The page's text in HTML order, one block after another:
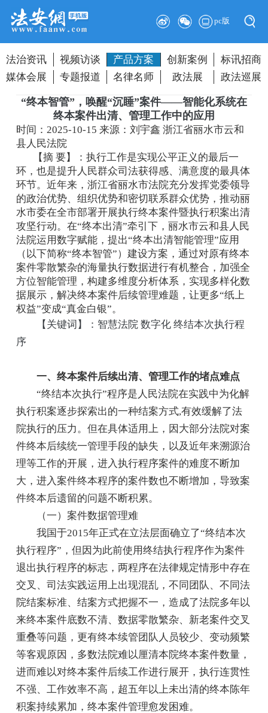
pc版
法治资讯 视频访谈 产品方案 创新案例
标讯招商
媒体会展
专题报道 名律名师 政法展 政法巡展
“终本智管”，唤醒“沉睡”案件——智能化系统在
终本案件出清、管理工作中的应用
时间：2025-10-15来源：刘宇鑫 浙江省丽水市云和
县人民法院
【摘 要】：执行工作是实现公平正义的最后一
环，也是提升人民群众司法获得感、满意度的最具体
环节。近年来，浙江省丽水市法院充分发挥党委领导
的政治优势、组织优势和密切联系群众优势，推动丽
水市委在全市部署开展执行终本案件暨执行积案出清
攻坚行动。在“终本出清”牵引下，丽水市云和县人民
法院运用数字赋能，提出“终本出清智能管理”应用
（以下简称“终本智管”）建设方案，通过对原有终本
案件零散繁杂的海量执行数据进行有机整合，加强全
方位智能管理，构建多维度分析体系，实现多样化数
据展示，解决终本案件后续管理难题，让更多“纸上
权益”变成“真金白银”。
【关键词】：智慧法院 数字化 终结本次执行程
序
一、终本案件后续出清、管理工作的堵点难点
“终结本次执行”程序是人民法院在实践中为化解
执行积案逐步探索出的一种结案方式,有效缓解了法
院执行的压力。但在具体适用上，因大部分法院对案
件终本后续统一管理手段的缺失，以及近年来溯源治
理等工作的开展，进入执行程序案件的难度不断加
大，进入案件终本程序的案件数也不断增加，导致案
件终本后遗留的问题不断积累。
（一）案件数据管理难
我国于2015年正式在立法层面确立了“终结本次
执行程序”，但因为此前使用终结执行程序作为案件
退出执行程序的标志，两程序在法律规定情形中存在
交叉、司法实践运用上出现混乱，不同团队、不同法
院结案标准、结案方式把握不一，造成了法院多年以
来终本案件底数不清、数据零散繁杂、新老案件交叉
重叠等问题，更有终本续管团队人员较少、变动频繁
等客观原因，多数法院难以厘清本院终本案件数量，
进而难以对终本案件后续工作进行展开，执行连贯性
不强、工作效率不高，超五年以上未出清的终本陈年
积案持续累加，终本案件管理愈发困难。